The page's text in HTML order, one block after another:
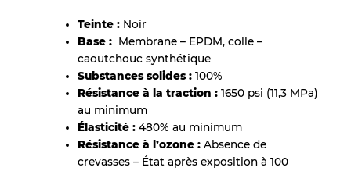
Teinte : Noir
Base : Membrane – EPDM, colle –
caoutchouc synthétique
Substances solides :100%
Résistance à la traction :1650 psi (11,3 MPa)
au minimum
Élasticité :480% au minimum
Résistance à l’ozone :Absence de
crevasses – État après exposition à 100